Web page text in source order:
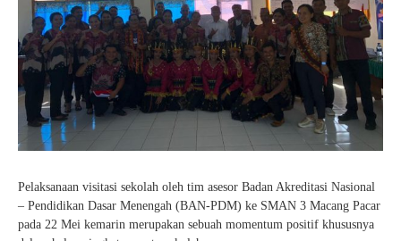
Pelaksanaan visitasi sekolah oleh tim asesor Badan Akreditasi Nasional
– Pendidikan Dasar Menengah (BAN-PDM) ke SMAN 3 Macang Pacar
pada 22 Mei kemarin merupakan sebuah momentum positif khususnya